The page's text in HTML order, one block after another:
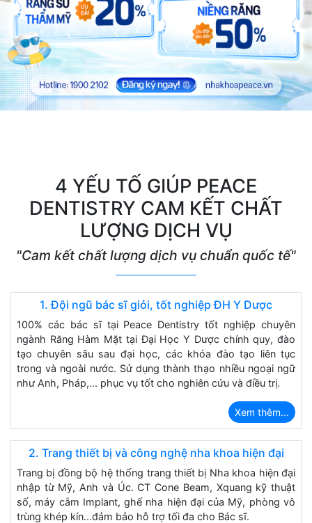
4 YẾU TỐ GIÚP PEACE
DENTISTRY CAM KẾT CHẤT
LƯỢNG DỊCH VỤ
"Cam kết chất lượng dịch vụ chuẩn quốc tế"
1. Đội ngũ bác sĩ giỏi, tốt nghiệp ĐH Y Dược
100% các bác sĩ tại Peace Dentistry tốt nghiệp chuyên
ngành Răng Hàm Mặt tại Đại Học Y Dược chính quy, đào
tạo chuyên sâu sau đại học, các khóa đào tạo liên tục
trong và ngoài nước. Sử dụng thành thạo nhiều ngoại ngữ
như Anh, Pháp,... phục vụ tốt cho nghiên cứu và điều trị.
Xem thêm...
2. Trang thiết bị và công nghệ nha khoa hiện đại
Trang bị đồng bộ hệ thống trang thiết bị Nha khoa hiện đại
nhập từ Mỹ, Anh và Úc. CT Cone Beam, Xquang kỹ thuật
số, máy cắm Implant, ghế nha hiện đại của Mỹ, phòng vô
trùng khép kín...đảm bảo hỗ trợ tối đa cho Bác sĩ.